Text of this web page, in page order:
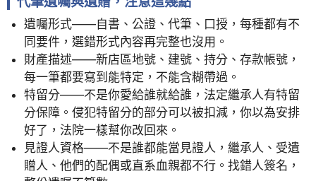
遺囑形式——自書、公證、代筆、口授，每種都有不
同要件，選錯形式內容再完整也沒用。
財產描述——新店區地號、建號、持分、存款帳號，
每一筆都要寫到能特定，不能含糊帶過。
特留分——不是你愛給誰就給誰，法定繼承人有特留
分保障。侵犯特留分的部分可以被扣減，你以為安排
好了，法院一樣幫你改回來。
見證人資格——不是誰都能當見證人，繼承人、受遺
贈人、他們的配偶或直系血親都不行。找錯人簽名，